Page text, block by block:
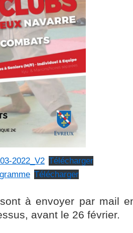
2022_V2 Télécharger
Télécharger
à envoyer par mail
avant le 26 février.